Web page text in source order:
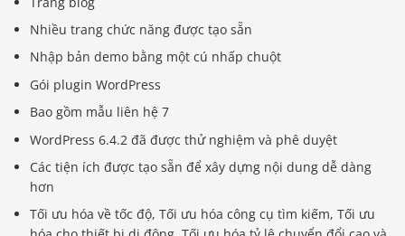
Nhiều trang chức năng được tạo sẵn
Nhập bản demo bằng một cú nhấp chuột
Gói plugin WordPress
Bao gồm mẫu liên hệ 7
WordPress 6.4.2 đã được thử nghiệm và phê duyệt
Các tiện ích được tạo sẵn để xây dựng nội dung dễ dàng
hơn
Tối ưu hóa về tốc độ, Tối ưu hóa công cụ tìm kiếm, Tối ưu